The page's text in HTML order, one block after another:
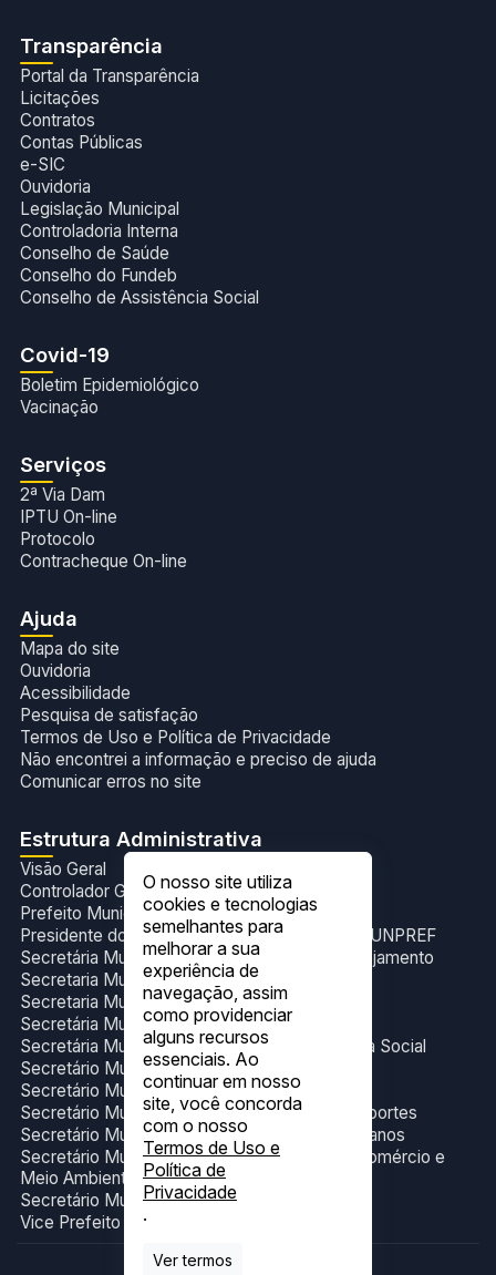
Transparência
Portal da Transparência
Licitações
Contratos
Contas Públicas
e-SIC
Ouvidoria
Legislação Municipal
Controladoria Interna
Conselho de Saúde
Conselho do Fundeb
Conselho de Assistência Social
Covid-19
Boletim Epidemiológico
Vacinação
Serviços
2ª Via Dam
IPTU On-line
Protocolo
Contracheque On-line
Ajuda
Mapa do site
Ouvidoria
Acessibilidade
Pesquisa de satisfação
Termos de Uso e Política de Privacidade
Não encontrei a informação e preciso de ajuda
Comunicar erros no site
Estrutura Administrativa
Visão Geral
Controlador Geral do Município
Prefeito Municipal
Presidente do Fundo de Previdência Social- FUNPREF
Secretária Municipal de Administração e Planejamento
Secretaria Municipal de Cultura e Eventos
Secretaria Municipal de Esporte
Secretária Municipal de Gabinete
Secretária Municipal de Trabalho e Assistência Social
Secretário Municipal de Educação
Secretário Municipal de Finanças
Secretário Municipal de Infraestrutura e Transportes
Secretário Municipal de Obras e Serviços Urbanos
Secretário Municipal de Produção, Indústria,Comércio e
Meio Ambiente
Secretário Municipal de Saúde.
Vice Prefeito Municipal
O nosso site utiliza
cookies e tecnologias
semelhantes para
melhorar a sua
experiência de
navegação, assim
como providenciar
alguns recursos
essenciais. Ao
continuar em nosso
site, você concorda
com o nosso
Termos de Uso e
Política de
Privacidade
.
Ver termos